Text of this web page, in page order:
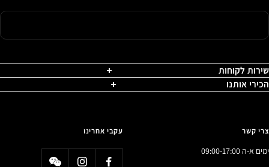
שירות לקוחות
הכירי אותנו
צרי קשר
ימים א-ה 09:00-17:00
עקבי אחרינו